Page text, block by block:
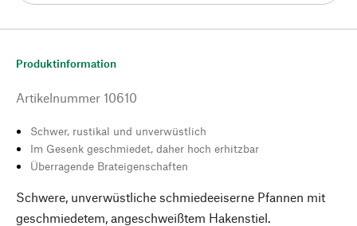
Produktinformation
Artikelnummer 10610
Schwer, rustikal und unverwüstlich
Im Gesenk geschmiedet, daher hoch erhitzbar
Überragende Brateigenschaften
Schwere, unverwüstliche schmiedeeiserne Pfannen mit
geschmiedetem, angeschweißtem Hakenstiel.